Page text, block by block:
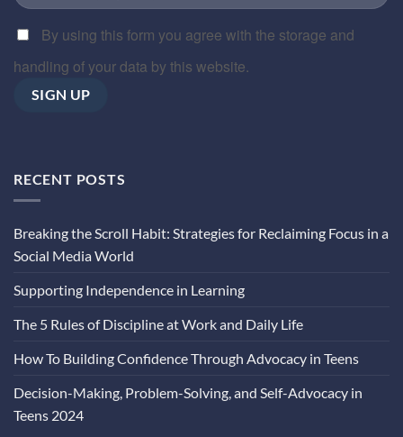
By using this form you agree with the storage and
handling of your data by this website.
RECENT POSTS
Breaking the Scroll Habit: Strategies for Reclaiming Focus in a
Social Media World
Supporting Independence in Learning
The 5 Rules of Discipline at Work and Daily Life
How To Building Confidence Through Advocacy in Teens
Decision-Making, Problem-Solving, and Self-Advocacy in
Teens 2024